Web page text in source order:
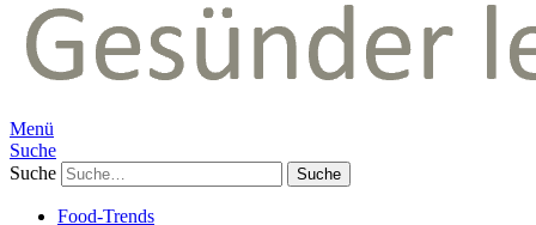
Menü
Suche
Suche
Food-Trends